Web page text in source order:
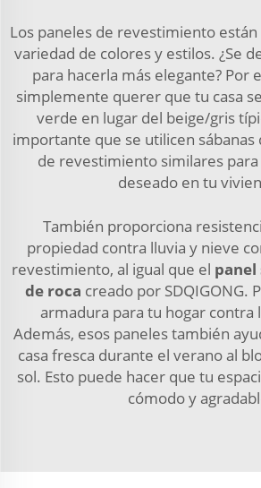
Los paneles de revestimiento
variedad de colores y estilos. ¿Se
para hacerla más elegante? Por
simplemente querer que tu casa
verde en lugar del beige/gris
importante que se utilicen sábanas
de revestimiento similares
deseado en tu
También proporciona
propiedad contra lluvia y nieve
revestimiento, al igual que el panel
de roca creado por SDQIGONG.
armadura para tu hogar contra
Además, esos paneles también
casa fresca durante el verano al
sol. Esto puede hacer que tu
cómodo y